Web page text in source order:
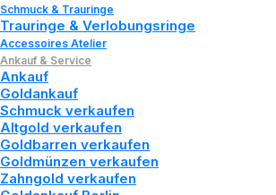
Schmuck & Trauringe
Trauringe & Verlobungsringe
Accessoires Atelier
Ankauf & Service
Ankauf
Goldankauf
Schmuck verkaufen
Altgold verkaufen
Goldbarren verkaufen
Goldmünzen verkaufen
Zahngold verkaufen
Barren
Zertifizierte Barren (999.9)
KaufenSieGoldbarren
Herstellermit